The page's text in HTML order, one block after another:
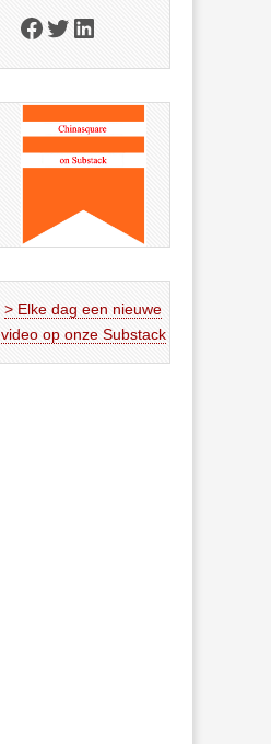
Facebook
Twitter
LinkedIn
> Elke dag een nieuwe
video op onze Substack